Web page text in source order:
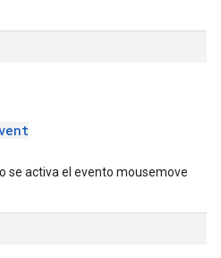
se activa el evento mousemove